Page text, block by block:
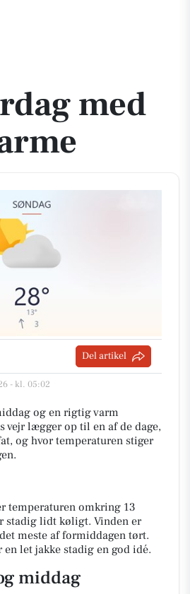
med
Del artikel
- kl. 05:02
og en rigtig varm
vejr lægger op til en af de dage,
og hvor temperaturen stiger
temperaturen omkring 13
stadig lidt køligt. Vinden er
meste af formiddagen tørt.
let jakke stadig en god idé.
middag